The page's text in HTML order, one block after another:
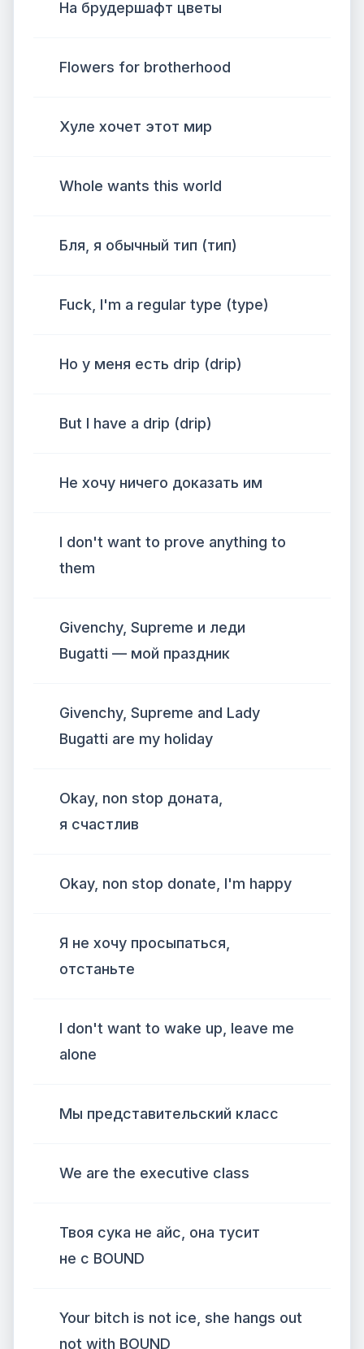
На брудершафт цветы
Flowers for brotherhood
Хуле хочет этот мир
Whole wants this world
Бля, я обычный тип (тип)
Fuck, I'm a regular type (type)
Но у меня есть drip (drip)
But I have a drip (drip)
Не хочу ничего доказать им
I don't want to prove anything to
them
Givenchy, Supreme и леди
Bugatti — мой праздник
Givenchy, Supreme and Lady
Bugatti are my holiday
Okay, non stop доната,
я счастлив
Okay, non stop donate, I'm happy
Я не хочу просыпаться,
отстаньте
I don't want to wake up, leave me
alone
Мы представительский класс
We are the executive class
Твоя сука не айс, она тусит
не с BOUND
Your bitch is not ice, she hangs out
not with BOUND